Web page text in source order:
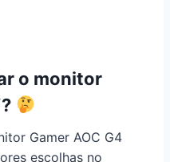
o monitor
Gamer AOC G4
escolhas no